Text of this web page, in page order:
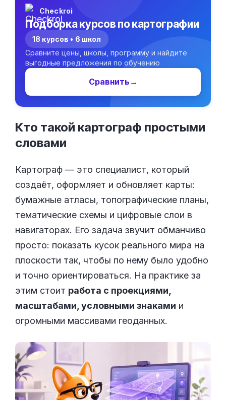
Checkroi
Подборка курсов по картографии
18 курсов • 6 школ
Сравните цены, школы, программу и найдите
выгодные предложения по обучению
Сравнить →
Кто такой картограф простыми
словами
Картограф — это специалист, который
создаёт, оформляет и обновляет карты:
бумажные атласы, топографические планы,
тематические схемы и цифровые слои в
навигаторах. Его задача звучит обманчиво
просто: показать кусок реального мира на
плоскости так, чтобы по нему было удобно
и точно ориентироваться. На практике за
этим стоит работа с проекциями,
масштабами, условными знаками и
огромными массивами геоданных.